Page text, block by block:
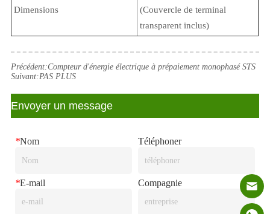
Dimensions
(Couvercle de terminal
transparent inclus)
Précédent:Compteur d'énergie électrique à prépaiement monophasé STS
Suivant:PAS PLUS
Envoyer un message
*Nom Téléphoner
*E-mail Compagnie